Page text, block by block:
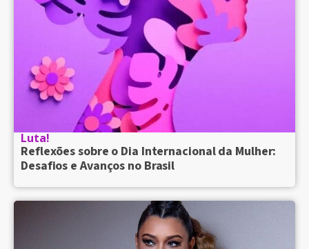
Luta!
Reflexões sobre o Dia Internacional da Mulher:
Desafios e Avanços no Brasil